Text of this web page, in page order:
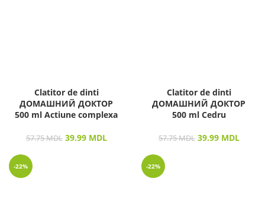
Clatitor de dinti
ДОМАШНИЙ ДОКТОР
500 ml Actiune complexa
57.75MDL 39.99 MDL
Clatitor de dinti
ДОМАШНИЙ ДОКТОР
500 ml Cedru
57.75MDL 39.99 MDL
-22% -22%